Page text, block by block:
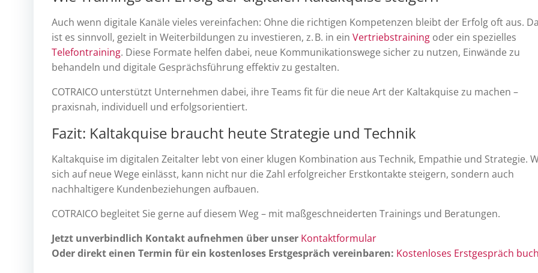
Auch wenn digitale Kanäle vieles vereinfachen: Ohne die richtigen Kompetenzen bleibt der Erfolg oft aus.
ist es sinnvoll, gezielt in Weiterbildungen zu investieren, z. B. in ein Vertriebstraining oder ein spezielles
Telefontraining. Diese Formate helfen dabei, neue Kommunikationswege sicher zu nutzen, Einwände zu
behandeln und digitale Gesprächsführung effektiv zu gestalten.
COTRAICO unterstützt Unternehmen dabei, ihre Teams fit für die neue Art der Kaltakquise zu machen –
praxisnah, individuell und erfolgsorientiert.
Fazit: Kaltakquise braucht heute Strategie und Technik
Kaltakquise im digitalen Zeitalter lebt von einer klugen Kombination aus Technik, Empathie und Strategie.
sich auf neue Wege einlässt, kann nicht nur die Zahl erfolgreicher Erstkontakte steigern, sondern auch
nachhaltigere Kundenbeziehungen aufbauen.
COTRAICO begleitet Sie gerne auf diesem Weg – mit maßgeschneiderten Trainings und Beratungen.
Jetzt unverbindlich Kontakt aufnehmen über unser Kontaktformular
Oder direkt einen Termin für ein kostenloses Erstgespräch vereinbaren: Kostenloses Erstgespräch